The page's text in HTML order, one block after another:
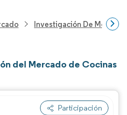
Investigación De Mejoras
del Mercado de Cocinas
Participación